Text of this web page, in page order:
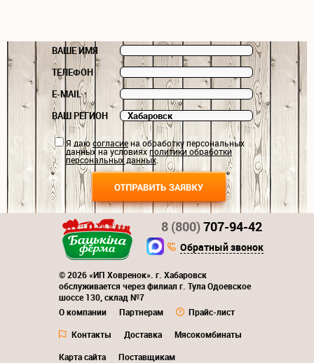
ВАШЕ ИМЯ
ТЕЛЕФОН
E-MAIL
ВАШ РЕГИОН
Я даюсогласиена обработку персональных
данных на условияхполитики обработки
персональных данных.
© 2026 «ИП Ховренок». г. Хабаровск
обслуживается через филиал г. Тула Одоевское
шоссе 130, склад №7
О компании
Партнерам
Прайс-лист
Контакты
Доставка
Мясокомбинаты
Карта сайта
Поставщикам
8 (800)707-94-42
Обратный звонок